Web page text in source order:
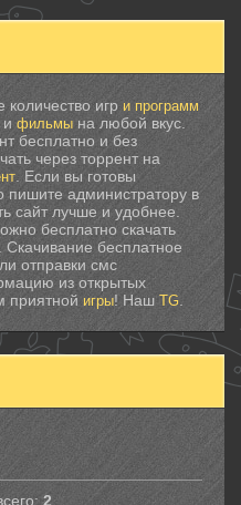
игр и программ
фильмы на любой вкус.
бесплатно и без
через торрент на
. Если вы готовы
пишите администратору в
сайт лучше и удобнее.
бесплатно скачать
бесплатное
отправки смс
из открытых
приятной игры! Наш TG.
2